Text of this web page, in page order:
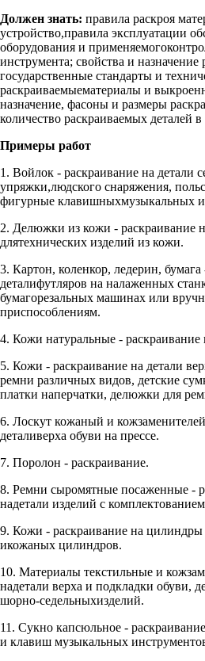
Должен знать: правила раскроя
устройство,правила эксплуатации
оборудования и
инструмента; свойства и
государственные стандарты и
раскраиваемыематериалы и
назначение, фасоны и размеры
количество раскраиваемых деталей
Примеры работ
1. Войлок - раскраивание на детали
упряжки,людского снаряжения,
фигурные клавишныхмузыкальных
2. Делюжки из кожи - раскраивание
длятехнических изделий из кожи.
3. Картон, коленкор, ледерин, бумага
деталифутляров на налаженных
бумагорезальных машинах или
приспособлениям.
4. Кожи натуральные -
5. Кожи - раскраивание на детали
ремни различных видов, детские
платки наперчатки, делюжки для
6. Лоскут кожаный и
деталиверха обуви на прессе.
7. Поролон - раскраивание.
8. Ремни сыромятные посаженные -
надетали изделий с
9. Кожи - раскраивание на цилиндры
икожаных цилиндров.
10. Материалы текстильные и
надетали верха и подкладки обуви,
шорно-седельныхизделий.
11. Сукно капсюльное -
и клавиш музыкальных